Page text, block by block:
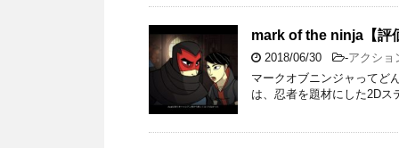
mark of the ninja【評
2018/06/30 -アクショ
マークオブニンジャってど
は、忍者を題材にした2D